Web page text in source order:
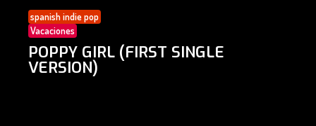
spanish indie pop
Vacaciones
POPPY GIRL (FIRST SINGLE
VERSION)